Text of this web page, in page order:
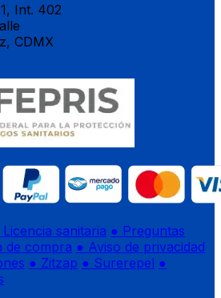
Int. 402
CDMX
Licencia sanitaria ● Preguntas
de compra ● Aviso de privacidad
● Zitzap ● Surerepel ●